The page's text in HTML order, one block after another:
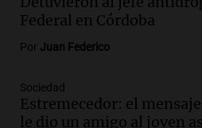
ráfagas de viento
Episodios
Audio.
sanciones para
mejorar la seguridad
Federal en Córdoba
Por Juan Federico
Sociedad
Estremecedor: el
le dio un amigo al joven